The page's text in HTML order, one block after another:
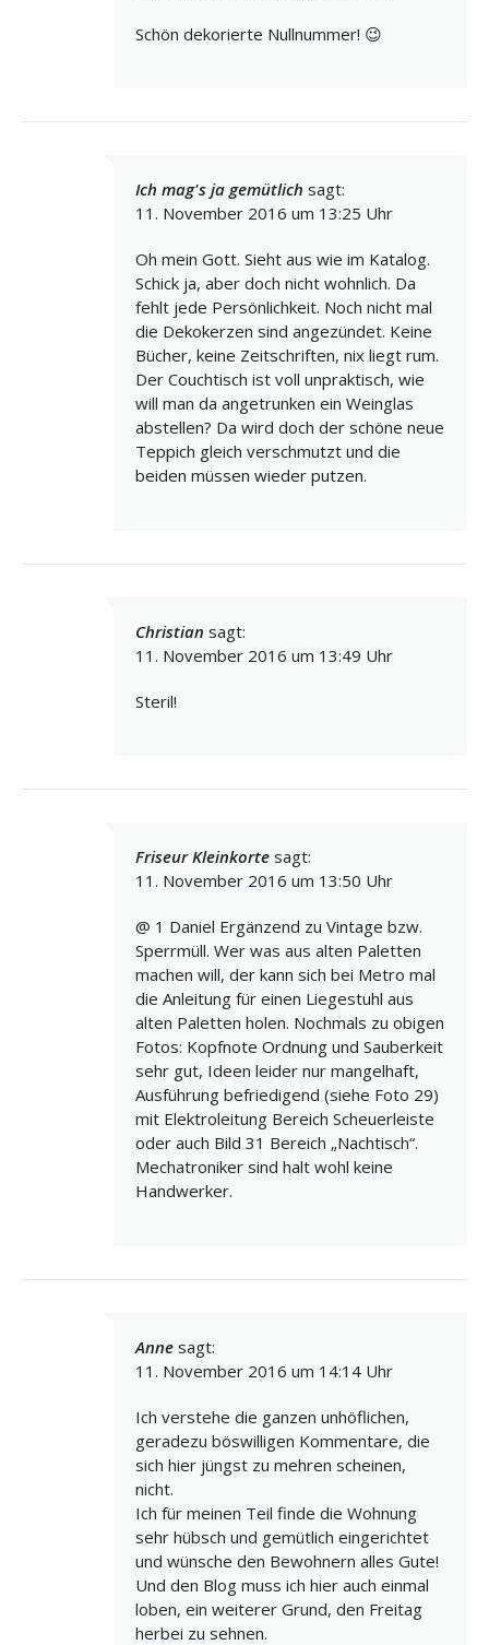
Schön dekorierte Nullnummer! 😉
Ich mag's ja gemütlich sagt:
11. November 2016 um 13:25 Uhr
Oh mein Gott. Sieht aus wie im Katalog.
Schick ja, aber doch nicht wohnlich. Da
fehlt jede Persönlichkeit. Noch nicht mal
die Dekokerzen sind angezündet. Keine
Bücher, keine Zeitschriften, nix liegt rum.
Der Couchtisch ist voll unpraktisch, wie
will man da angetrunken ein Weinglas
abstellen? Da wird doch der schöne neue
Teppich gleich verschmutzt und die
beiden müssen wieder putzen.
Christian sagt:
11. November 2016 um 13:49 Uhr
Steril!
Friseur Kleinkorte sagt:
11. November 2016 um 13:50 Uhr
@ 1 Daniel Ergänzend zu Vintage bzw.
Sperrmüll. Wer was aus alten Paletten
machen will, der kann sich bei Metro mal
die Anleitung für einen Liegestuhl aus
alten Paletten holen. Nochmals zu obigen
Fotos: Kopfnote Ordnung und Sauberkeit
sehr gut, Ideen leider nur mangelhaft,
Ausführung befriedigend (siehe Foto 29)
mit Elektroleitung Bereich Scheuerleiste
oder auch Bild 31 Bereich „Nachtisch“.
Mechatroniker sind halt wohl keine
Handwerker.
Anne sagt:
11. November 2016 um 14:14 Uhr
Ich verstehe die ganzen unhöflichen,
geradezu böswilligen Kommentare, die
sich hier jüngst zu mehren scheinen,
nicht.
Ich für meinen Teil finde die Wohnung
sehr hübsch und gemütlich eingerichtet
und wünsche den Bewohnern alles Gute!
Und den Blog muss ich hier auch einmal
loben, ein weiterer Grund, den Freitag
herbei zu sehnen.